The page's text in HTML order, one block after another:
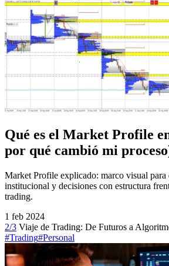
Qué es el Market Profile
por qué cambió mi
Market Profile explicado: marco visual para
institucional y decisiones con estructura
trading.
1 feb 2024
2/3 Viaje de Trading: De Futuros a
#Trading#Personal